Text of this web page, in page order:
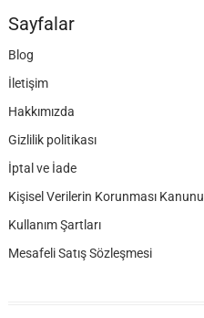
Sayfalar
Blog
İletişim
Hakkımızda
Gizlilik politikası
İptal ve İade
Kişisel Verilerin Korunması Kanunu
Kullanım Şartları
Mesafeli Satış Sözleşmesi